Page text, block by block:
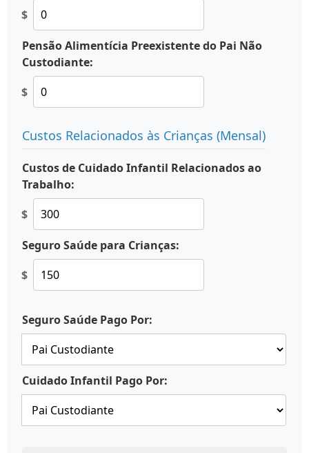
$
Pensão Alimentícia Preexistente do Pai Não
Custodiante:
$
Custos Relacionados às Crianças (Mensal)
Custos de Cuidado Infantil Relacionados ao
Trabalho:
$
Seguro Saúde para Crianças:
$
Seguro Saúde Pago Por:
Cuidado Infantil Pago Por: